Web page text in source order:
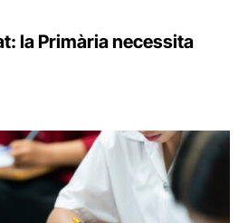
la Primària necessita